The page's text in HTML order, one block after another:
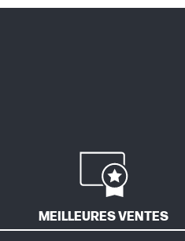
MEILLEURES VENTES